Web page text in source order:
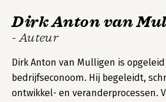
Dirk Anton van
- Auteur
Dirk Anton van Mulligen is
bedrijfseconoom. Hij begeleidt,
ontwikkel- en veranderprocessen.